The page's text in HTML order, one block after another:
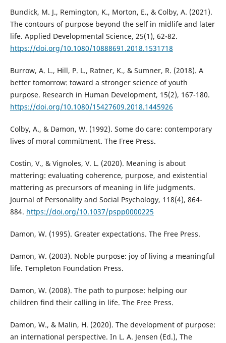
Bundick, M. J., Remington, K., Morton, E., & Colby, A. (2021).
The contours of purpose beyond the self in midlife and later
life. Applied Developmental Science, 25(1), 62-82.
https://doi.org/10.1080/10888691.2018.1531718
Burrow, A. L., Hill, P. L., Ratner, K., & Sumner, R. (2018). A
better tomorrow: toward a stronger science of youth
purpose. Research in Human Development, 15(2), 167-180.
https://doi.org/10.1080/15427609.2018.1445926
Colby, A., & Damon, W. (1992). Some do care: contemporary
lives of moral commitment. The Free Press.
Costin, V., & Vignoles, V. L. (2020). Meaning is about
mattering: evaluating coherence, purpose, and existential
mattering as precursors of meaning in life judgments.
Journal of Personality and Social Psychology, 118(4), 864-
884. https://doi.org/10.1037/pspp0000225
Damon, W. (1995). Greater expectations. The Free Press.
Damon, W. (2003). Noble purpose: joy of living a meaningful
life. Templeton Foundation Press.
Damon, W. (2008). The path to purpose: helping our
children find their calling in life. The Free Press.
Damon, W., & Malin, H. (2020). The development of purpose:
an international perspective. In L. A. Jensen (Ed.), The